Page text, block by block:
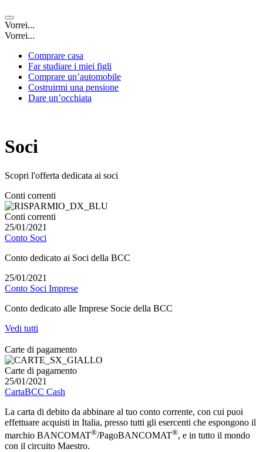
Vorrei...
Vorrei...
Comprare casa
Far studiare i miei figli
Comprare un’automobile
Costruirmi una pensione
Dare un’occhiata
Soci
Scopri l'offerta dedicata ai soci
Conti correnti
Conti correnti
25/01/2021
Conto Soci
Conto dedicato ai Soci della BCC
25/01/2021
Conto Soci Imprese
Conto dedicato alle Imprese Socie della BCC
Vedi tutti
Carte di pagamento
Carte di pagamento
25/01/2021
CartaBCC Cash
La carta di debito da abbinare al tuo conto corrente, con cui puoi
effettuare acquisti in Italia, presso tutti gli esercenti che espongono il
marchio BANCOMAT®/PagoBANCOMAT®, e in tutto il mondo
con il circuito Maestro.